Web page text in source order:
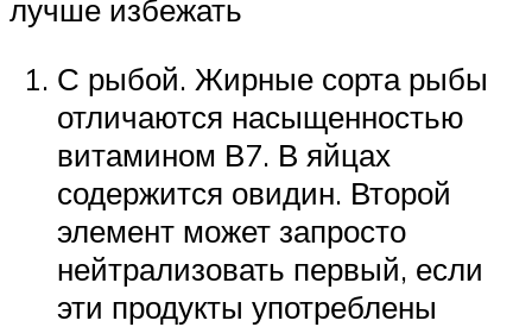
лучше избежать
С рыбой. Жирные сорта рыбы
отличаются насыщенностью
витамином В7. В яйцах
содержится овидин. Второй
элемент может запросто
нейтрализовать первый, если
эти продукты употреблены